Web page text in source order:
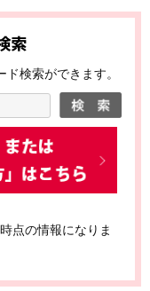
検索ができます。
点の情報になりま